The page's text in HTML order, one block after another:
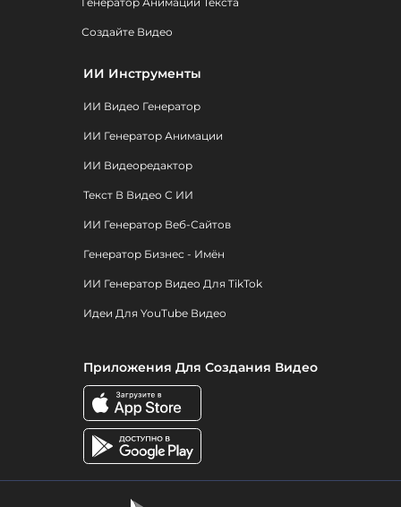
Создайте Видео
ИИ Инструменты
ИИ Видео Генератор
ИИ Генератор Анимации
ИИ Видеоредактор
Текст В Видео С ИИ
ИИ Генератор Веб-Сайтов
Генератор Бизнес - Имён
ИИ Генератор Видео Для TikTok
Идеи Для YouTube Видео
Приложения Для Создания Видео